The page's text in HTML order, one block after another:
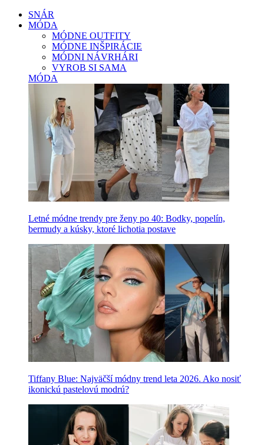
SNÁR
MÓDA
MÓDNE OUTFITY
MÓDNE INŠPIRÁCIE
MÓDNI NÁVRHÁRI
VYROB SI SAMA
MÓDA
Letné módne trendy pre ženy po 40: Bodky, popelín,
bermudy a kúsky, ktoré lichotia postave
Tiffany Blue: Najväčší módny trend leta 2026. Ako nosiť
ikonickú pastelovú modrú?